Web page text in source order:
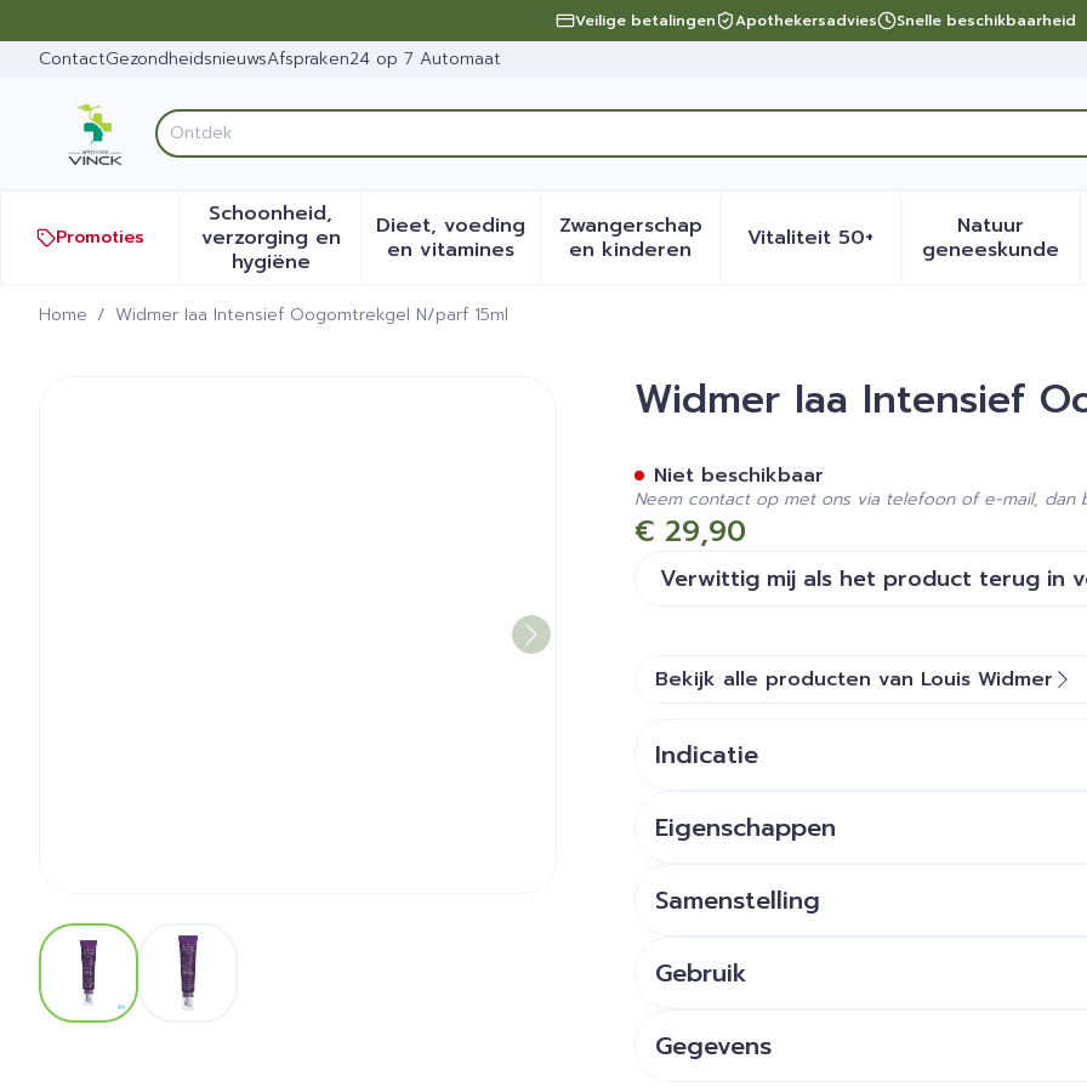
Veilige betalingen Apothekersadvies Snelle beschikbaarheid
ContactGezondheidsnieuwsAfspraken24 op 7 Automaat
Product, merk, categorie...
Op
Promoties
Schoonheid,
verzorging en
hygiëneToon submenu voor Schoonheid, verzorging en hygiëne categorie
Dieet, voeding
en vitamines
Toon submenu voor Dieet, voeding en vitamines categorie
Zwangerschap
en kinderenToon submenu voor Zwangerschap en
Vitaliteit 50+Toon submenu voor
Natuur
geneeskunde
Toon
Home / Widmer Iaa Intensief Oogomtrekgel N/parf 15ml
View larger imageView larger image
Widmer Iaa Intensief Oogomtrekgel N/parf 15ml
Widmer Iaa Intensief
€ 29,90
Verwittig mij als het product terug in
Niet beschikbaar
Neem contact op met ons via telefoon of e-mail, dan
Bekijk alle producten van Louis Widmer
Indicatie
Eigenschappen
Vermindert donkere kringen en wallen onder
Dermatologische en oftalmologisch getest
Samenstelling
Gebruik
Gegevens